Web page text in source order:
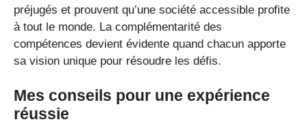
préjugés et prouvent qu’une société accessible profite
à tout le monde. La complémentarité des
compétences devient évidente quand chacun apporte
sa vision unique pour résoudre les défis.
Mes conseils pour une expérience
réussie